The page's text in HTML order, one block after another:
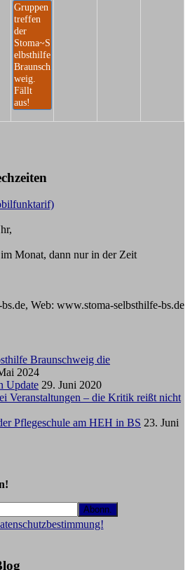
Gruppen
treffen
der
Stoma~S
elbsthilfe
Braunsch
weig.
Fällt
aus!
Monat, dann nur in der Zeit
Web: www.stoma-selbsthilfe-bs.de
Braunschweig die
2024
Update 29. Juni 2020
Veranstaltungen – die Kritik reißt nicht
Pflegeschule am HEH in BS 23. Juni